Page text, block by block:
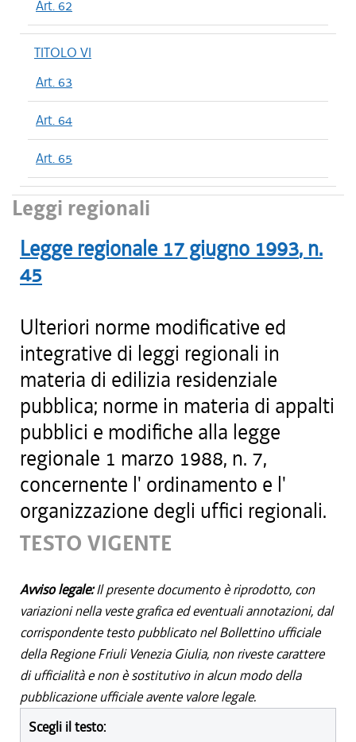
Art. 62
TITOLO VI
Art. 63
Art. 64
Art. 65
Leggi regionali
Legge regionale 17 giugno 1993, n.
45
Ulteriori norme modificative ed
integrative di leggi regionali in
materia di edilizia residenziale
pubblica; norme in materia di appalti
pubblici e modifiche alla legge
regionale 1 marzo 1988, n. 7,
concernente l' ordinamento e l'
organizzazione degli uffici regionali.
TESTO VIGENTE
Avviso legale:Il presente documento è riprodotto, con
variazioni nella veste grafica ed eventuali annotazioni, dal
corrispondente testo pubblicato nel Bollettino ufficiale
della Regione Friuli Venezia Giulia, non riveste carattere
di ufficialità e non è sostitutivo in alcun modo della
pubblicazione ufficiale avente valore legale.
Scegli il testo: